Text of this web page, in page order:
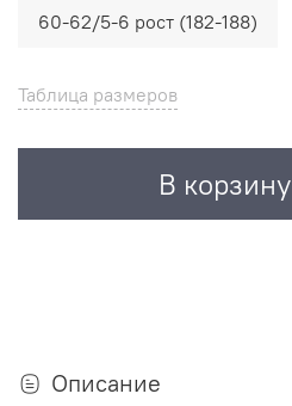
Таблица размеров
В корзину
60-62/5-6 рост (182-188)
Описание